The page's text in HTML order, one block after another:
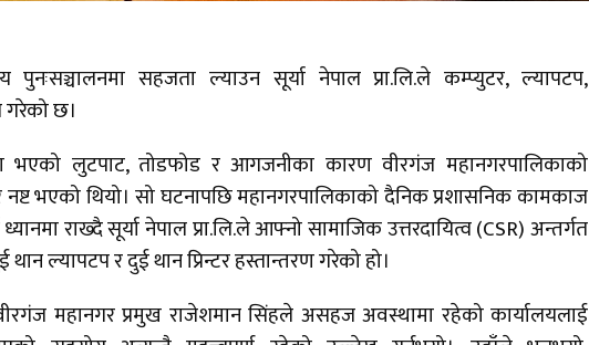
पुनःसञ्चालनमा सहजता ल्याउन सूर्या नेपाल प्रा.लि.ले कम्प्युटर, ल्यापटप,
गरेको छ।
लुटपाट, तोडफोड र आगजनीका कारण वीरगंज महानगरपालिकाको
भएको थियो। सो घटनापछि महानगरपालिकाको दैनिक प्रशासनिक कामकाज
राख्दै सूर्या नेपाल प्रा.लि.ले आफ्नो सामाजिक उत्तरदायित्व (CSR) अन्तर्गत
ल्यापटप र दुई थान प्रिन्टर हस्तान्तरण गरेको हो।
वीरगंज महानगर प्रमुख राजेशमान सिंहले असहज अवस्थामा रहेको कार्यालयलाई